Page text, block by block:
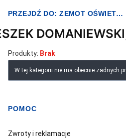
PRZEJDŹ DO:ZEMOT OŚWIETLENIE I ELEKTRYKA
Produkty: Brak
Lista produktów
W tej kategorii nie ma obecnie żadnych
Linki w stopce
POMOC
Zwroty i reklamacje